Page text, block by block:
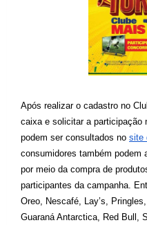
Após realizar o cadastro no
caixa e solicitar a participação
podem ser consultados no site
consumidores também podem
por meio da compra de
participantes da campanha.
Oreo, Nescafé, Lay’s,
Guaraná Antarctica, Red Bull,